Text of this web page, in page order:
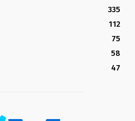
335
112
75
58
47